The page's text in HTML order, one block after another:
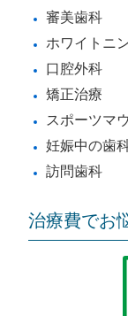
審美歯科
ホワイトニ
口腔外科
矯正治療
スポーツマ
妊娠中の歯
訪問歯科
治療費でお